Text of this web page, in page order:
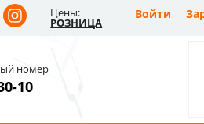
Цены:
РОЗНИЦА
Войти
номер
10